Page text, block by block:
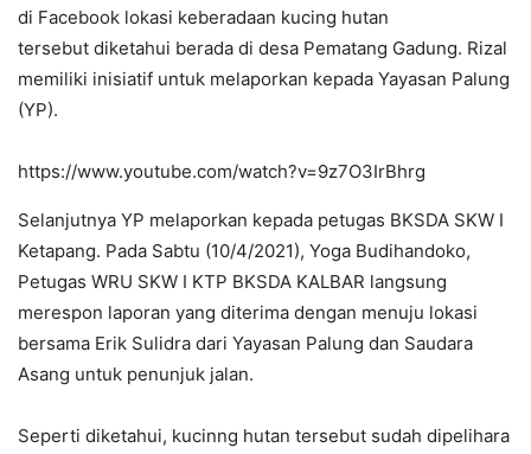
di Facebook lokasi keberadaan kucing hutan
tersebut diketahui berada di desa Pematang Gadung. Rizal
memiliki inisiatif untuk melaporkan kepada Yayasan Palung
(YP).
https://www.youtube.com/watch?v=9z7O3IrBhrg
Selanjutnya YP melaporkan kepada petugas BKSDA SKW I
Ketapang. Pada Sabtu (10/4/2021), Yoga Budihandoko,
Petugas WRU SKW I KTP BKSDA KALBAR langsung
merespon laporan yang diterima dengan menuju lokasi
bersama Erik Sulidra dari Yayasan Palung dan Saudara
Asang untuk penunjuk jalan.
Seperti diketahui, kucinng hutan tersebut sudah dipelihara